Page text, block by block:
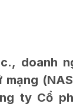
doanh
mạng
ty Cổ